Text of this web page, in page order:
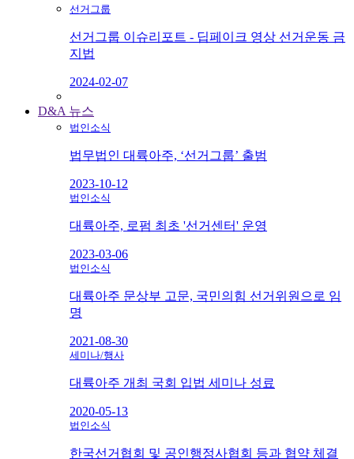
선거그룹
선거그룹 이슈리포트 - 딥페이크 영상 선거운동 금
지법
2024-02-07
D&A 뉴스
법인소식
법무법인 대륙아주, ‘선거그룹’ 출범
2023-10-12
법인소식
대륙아주, 로펌 최초 '선거센터' 운영
2023-03-06
법인소식
대륙아주 문상부 고문, 국민의힘 선거위원으로 임
명
2021-08-30
세미나/행사
대륙아주 개최 국회 입법 세미나 성료
2020-05-13
법인소식
한국선거협회 및 공인행정사협회 등과 협약 체결